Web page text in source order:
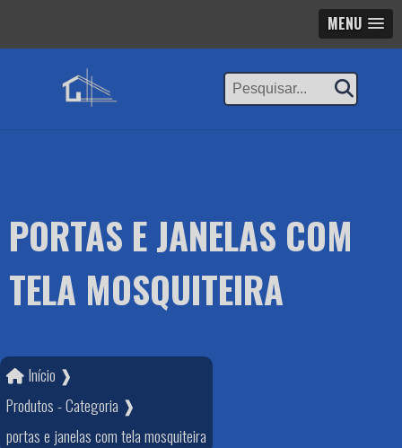
MENU
PORTAS E JANELAS COM
TELA MOSQUITEIRA
Início ❱
Produtos - Categoria ❱
portas e janelas com tela mosquiteira